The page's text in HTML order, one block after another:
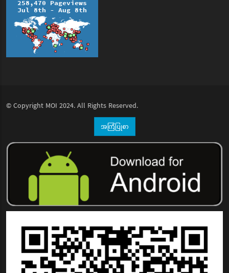
© Copyright MOI 2024. All Rights Reserved.
အကြံပြုစာ